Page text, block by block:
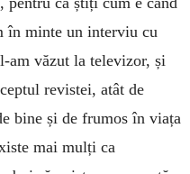
în minte un interviu cu
am văzut la televizor, și
revistei, atât de
bine și de frumos în viața
mai mulți ca